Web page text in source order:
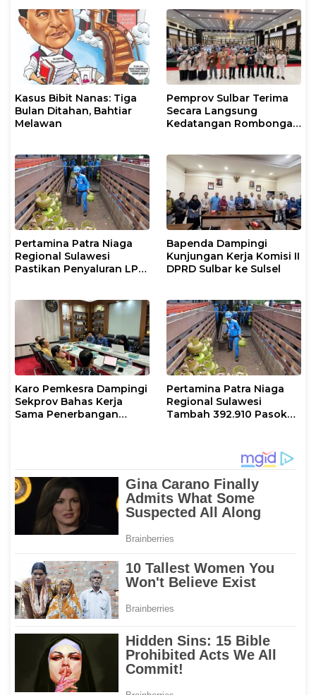
Pangkep
Kasus Bibit Nanas: Tiga
Bulan Ditahan, Bahtiar
Melawan
Pemprov Sulbar Terima
Secara Langsung
Kedatangan Rombongan
Pertamina Patra Niaga
Regional Sulawesi
Pastikan Penyaluran LPG
Pasokan Selama Periode
Hari Raya Idul adha
Bapenda Dampingi
Kunjungan Kerja Komisi II
DPRD Sulbar ke Sulsel
Karo Pemkesra Dampingi
Sekprov Bahas Kerja
Sama Penerbangan
Pertamina Patra Niaga
Regional Sulawesi
Tambah 392.910 Pasokan
dan Long Weekend